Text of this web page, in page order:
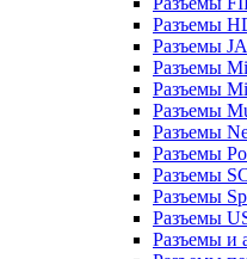
Разъемы
Разъемы
Разъемы
Разъемы
Разъемы
Разъемы
Разъемы
Разъемы
Разъемы
Разъемы
Разъемы и